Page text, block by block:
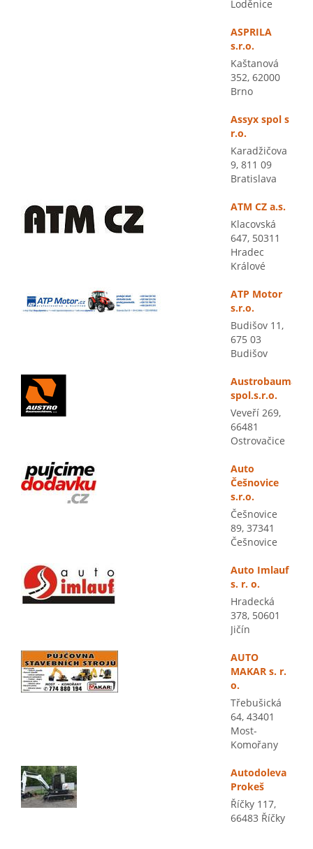
Loděnice
ASPRILA
s.r.o.
Kaštanová
352, 62000
Brno
Assyx spol s
r.o.
Karadžičova
9, 811 09
Bratislava
ATM CZ a.s.
Klacovská
647, 50311
Hradec
Králové
ATP Motor
s.r.o.
Budišov 11,
675 03
Budišov
spol.s.r.o.
Veveří 269,
66481
Ostrovačice
Auto
Češnovice
s.r.o.
Češnovice
89, 37341
Češnovice
Auto Imlauf
s. r. o.
Hradecká
378, 50601
Jičín
AUTO
MAKAR s. r.
o.
Třebušická
64, 43401
Most-
Komořany
Autodoleva
Prokeš
Říčky 117,
66483 Říčky